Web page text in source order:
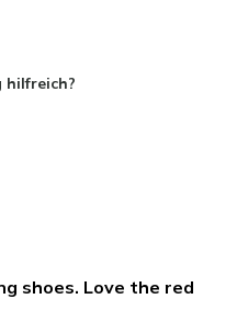
Ersatzpaar für alte
Schuhe
hilfreich?
shoes. Love the red